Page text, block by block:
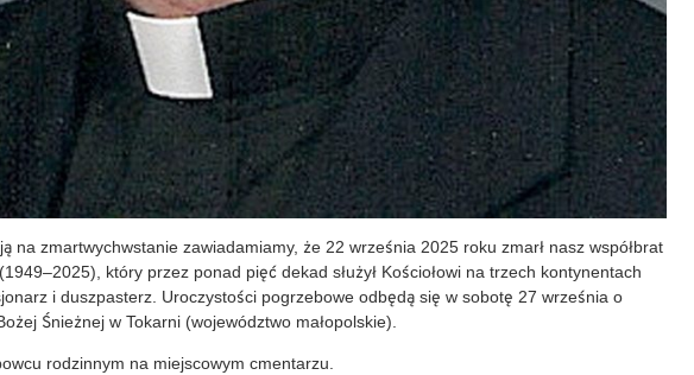
na zmartwychwstanie zawiadamiamy, że 22 września 2025 roku zmarł nasz współbrat
który przez ponad pięć dekad służył Kościołowi na trzech kontynentach
i duszpasterz. Uroczystości pogrzebowe odbędą się w sobotę 27 września o
Śnieżnej w Tokarni (województwo małopolskie).
rodzinnym na miejscowym cmentarzu.